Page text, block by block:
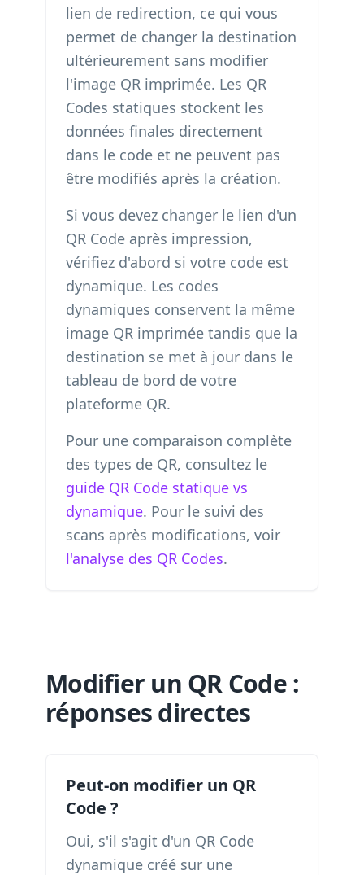
lien de redirection, ce qui vous
permet de changer la destination
ultérieurement sans modifier
l'image QR imprimée. Les QR
Codes statiques stockent les
données finales directement
dans le code et ne peuvent pas
être modifiés après la création.
Si vous devez changer le lien d'un
QR Code après impression,
vérifiez d'abord si votre code est
dynamique. Les codes
dynamiques conservent la même
image QR imprimée tandis que la
destination se met à jour dans le
tableau de bord de votre
plateforme QR.
Pour une comparaison complète
des types de QR, consultez le
guide QR Code statique vs
dynamique. Pour le suivi des
scans après modifications, voir
l'analyse des QR Codes.
Modifier un QR Code :
réponses directes
Peut-on modifier un QR
Code ?
Oui, s'il s'agit d'un QR Code
dynamique créé sur une